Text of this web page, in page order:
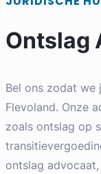
Ontslag
Bel ons zodat we
Flevoland. Onze
zoals ontslag op
ontslag